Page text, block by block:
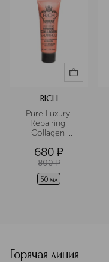
RICH
Pure Luxury
Repairing
Collagen
Шампунь
восстанавливающий
с
коллагеновым
680 ¤
800 ¤
50 мл
Горячая линия